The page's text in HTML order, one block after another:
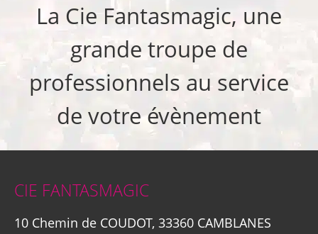
La Cie Fantasmagic, une
grande troupe de
professionnels au service
de votre évènement
CIE FANTASMAGIC
10 Chemin de COUDOT, 33360 CAMBLANES